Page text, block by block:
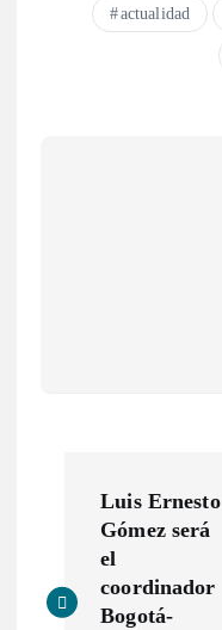
actualidad
v
Luis Ernesto
Gómez será
el
coordinador
Bogotá-